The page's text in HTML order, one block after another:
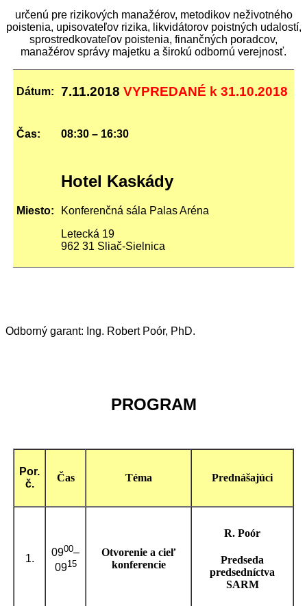
určenú pre rizikových manažérov, metodikov neživotného
poistenia, upisovateľov rizika, likvidátorov poistných udalostí,
sprostredkovateľov poistenia, finančných poradcov,
manažérov správy majetku a širokú odbornú verejnosť.
Dátum: 7.11.2018 VYPREDANÉ k 31.10.2018
Čas: 08:30 – 16:30
Miesto:
Hotel Kaskády
Konferenčná sála Palas Aréna
Letecká 19
962 31 Sliač-Sielnica
Odborný garant: Ing. Robert Poór, PhD.
PROGRAM
Por.
č.
Čas Téma Prednášajúci
1.
0900–
0915
Otvorenie a cieľ
konferencie
R. Poór
Predseda
predsedníctva
SARM